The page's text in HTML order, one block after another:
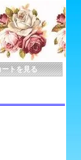
ートを見る